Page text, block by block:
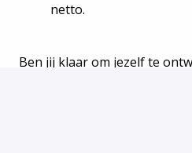
netto.
Ben jij klaar om jezelf te